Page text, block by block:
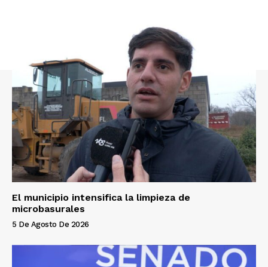
El municipio intensifica la limpieza de
microbasurales
5 De Agosto De 2026